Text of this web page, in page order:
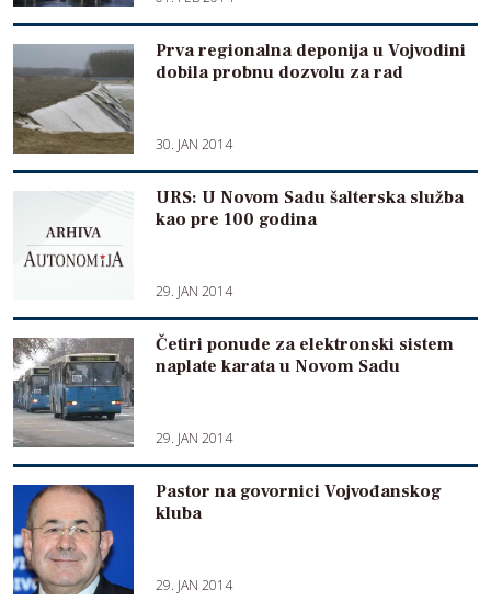
Prva regionalna deponija u Vojvodini
dobila probnu dozvolu za rad
30. JAN 2014
URS: U Novom Sadu šalterska služba
kao pre 100 godina
29. JAN 2014
Četiri ponude za elektronski sistem
naplate karata u Novom Sadu
29. JAN 2014
Pastor na govornici Vojvođanskog
kluba
29. JAN 2014